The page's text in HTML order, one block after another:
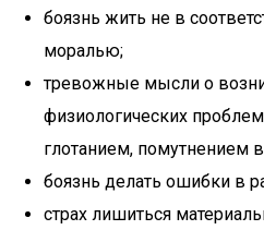
боязнь жить не в
моралью;
тревожные мысли о
физиологических
глотанием, помутнением
боязнь делать ошибки в
страх лишиться